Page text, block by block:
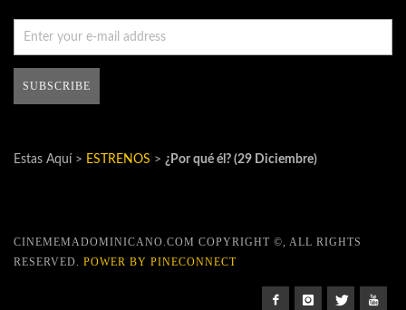
Estas Aquí > ESTRENOS > ¿Por qué él? (29 Diciembre)
CINEMEMADOMINICANO.COM COPYRIGHT ©, ALL RIGHTS
RESERVED. POWER BY PINECONNECT